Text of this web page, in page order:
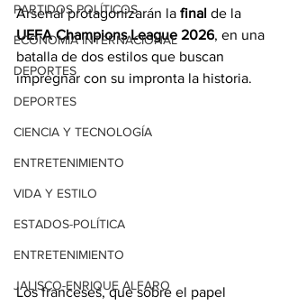
PARTIDOS POLÍTICOS
ECONOMÍA INTERNACIONAL
DEPORTES
DEPORTES
CIENCIA Y TECNOLOGÍA
ENTRETENIMIENTO
VIDA Y ESTILO
ESTADOS-POLÍTICA
ENTRETENIMIENTO
JALISCO-ENRIQUE ALFARO
Arsenal protagonizarán la final de la
UEFA Champions League 2026, en una
batalla de dos estilos que buscan
impregnar con su impronta la historia.
Los franceses, que sobre el papel